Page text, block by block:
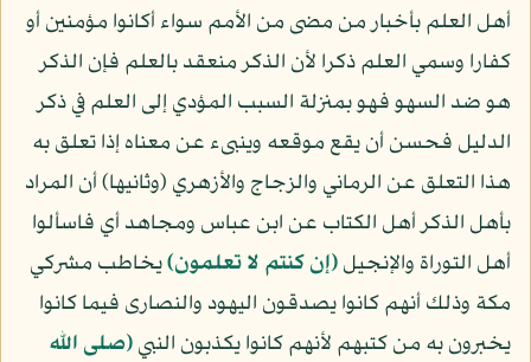
أهل العلم بأخبار من مضى من الأمم سواء أكانوا مؤمنين أو
كفارا وسمي العلم ذكرا لأن الذكر منعقد بالعلم فإن الذكر
هو ضد السهو فهو بمنزلة السبب المؤدي إلى العلم في ذكر
الدليل فحسن أن يقع موقعه وينبىء عن معناه إذا تعلق به
هذا التعلق عن الرماني والزجاج والأزهري (وثانيها) أن المراد
بأهل الذكر أهل الكتاب عن ابن عباس ومجاهد أي فاسألوا
أهل التوراة والإنجيل﴿إن كنتم لا تعلمون﴾يخاطب مشركي
مكة وذلك أنهم كانوا يصدقون اليهود والنصارى فيما كانوا
يخبرون به من كتبهم لأنهم كانوا يكذبون النبي(صلى الله